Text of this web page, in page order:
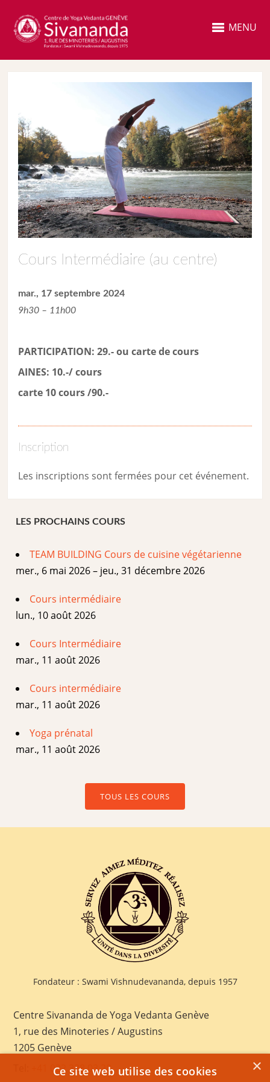
MENU
Cours Intermédiaire (au centre)
mar., 17 septembre 2024
9h30 – 11h00
PARTICIPATION: 29.- ou carte de cours
AINES: 10.-/ cours
carte 10 cours /90.-
Inscription
Les inscriptions sont fermées pour cet événement.
LES PROCHAINS COURS
TEAM BUILDING Cours de cuisine végétarienne
mer., 6 mai 2026 – jeu., 31 décembre 2026
Cours intermédiaire
lun., 10 août 2026
Cours Intermédiaire
mar., 11 août 2026
Cours intermédiaire
mar., 11 août 2026
Yoga prénatal
mar., 11 août 2026
TOUS LES COURS
Fondateur : Swami Vishnudevananda, depuis 1957
Centre Sivananda de Yoga Vedanta Genève
1, rue des Minoteries / Augustins
1205 Genève
+41 022 328 03 28 ×
Ce site web utilise des cookies